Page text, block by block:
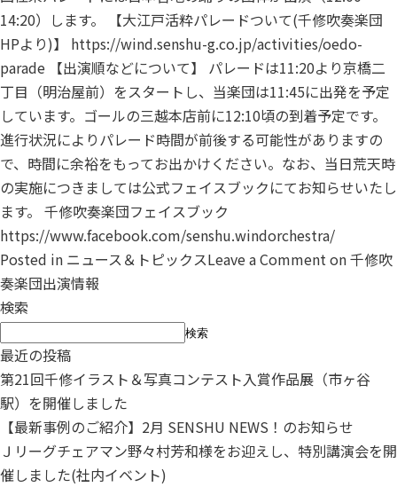
14:20）します。 【大江戸活粋パレードついて(千修吹奏楽団
HPより)】 https://wind.senshu-g.co.jp/activities/oedo-
parade 【出演順などについて】 パレードは11:20より京橋二
丁目（明治屋前）をスタートし、当楽団は11:45に出発を予定
しています。ゴールの三越本店前に12:10頃の到着予定です。
進行状況によりパレード時間が前後する可能性がありますの
で、時間に余裕をもってお出かけください。なお、当日荒天時
の実施につきましては公式フェイスブックにてお知らせいたし
ます。 千修吹奏楽団フェイスブック
https://www.facebook.com/senshu.windorchestra/
Posted in ニュース＆トピックスLeave a Commenton 千修吹
奏楽団出演情報
検索
検索
最近の投稿
第21回千修イラスト＆写真コンテスト入賞作品展（市ヶ谷
駅）を開催しました
【最新事例のご紹介】2月 SENSHU NEWS！のお知らせ
Ｊリーグチェアマン野々村芳和様をお迎えし、特別講演会を開
催しました(社内イベント)